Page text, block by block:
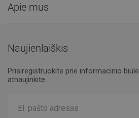
Apie mus
Naujienlaiškis
Prisiregistruokite prie informacinio
atnaujinkite.